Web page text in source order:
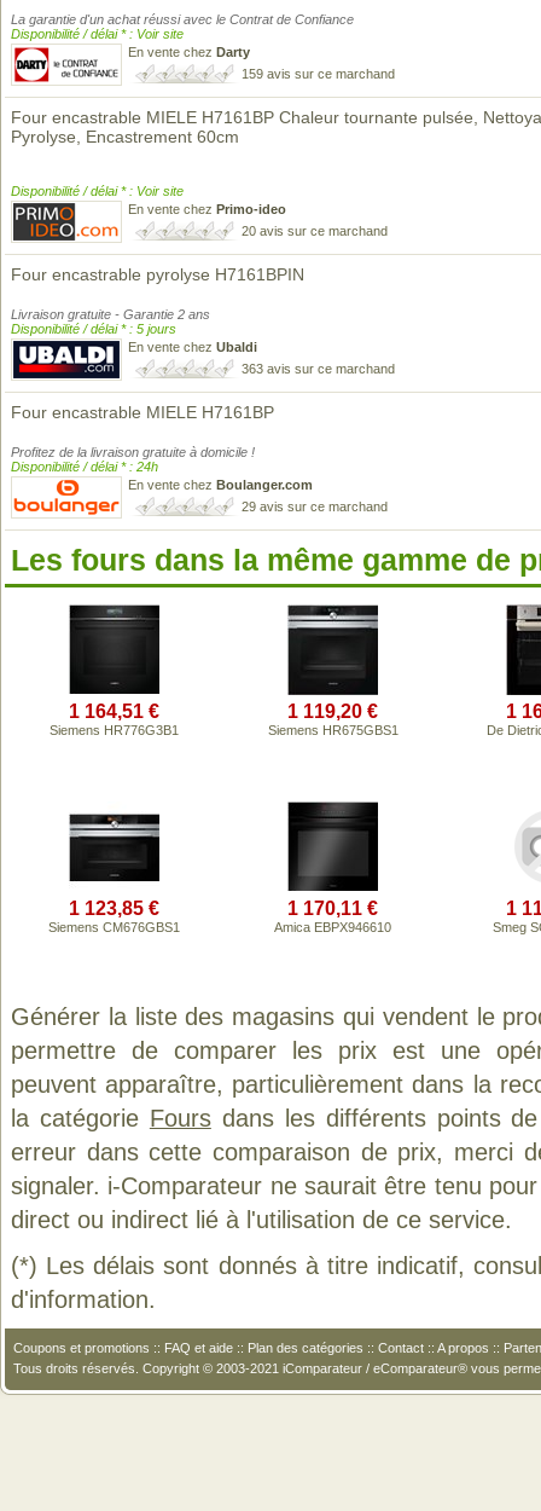
La garantie d'un achat réussi avec le Contrat de Confiance
Disponibilité / délai * : Voir site
En vente chez Darty
159 avis sur ce marchand
Four encastrable MIELE H7161BP Chaleur tournante pulsée,
Pyrolyse, Encastrement 60cm
Disponibilité / délai * : Voir site
En vente chez Primo-ideo
20 avis sur ce marchand
Four encastrable pyrolyse H7161BPIN
Livraison gratuite - Garantie 2 ans
Disponibilité / délai * : 5 jours
En vente chez Ubaldi
363 avis sur ce marchand
Four encastrable MIELE H7161BP
Profitez de la livraison gratuite à domicile !
Disponibilité / délai * : 24h
En vente chez Boulanger.com
29 avis sur ce marchand
Les fours dans la même gamme de
1 164,51 €
Siemens HR776G3B1
1 119,20 €
Siemens HR675GBS1
1
De
1 123,85 €
Siemens CM676GBS1
1 170,11 €
Amica EBPX946610
1
Smeg
Générer la liste des magasins qui vendent le
permettre de comparer les prix est une
peuvent apparaître, particulièrement dans la
la catégorie Foursdans les différents points
erreur dans cette comparaison de prix, merci
signaler. i-Comparateur ne saurait être tenu
direct ou indirect lié à l'utilisation de ce service.
(*) Les délais sont donnés à titre indicatif,
d'information.
Coupons et promotions :: FAQ et aide :: Plan des catégories :: Contact :: A propos ::
Tous droits réservés. Copyright © 2003-2021 iComparateur / eComparateur® vous